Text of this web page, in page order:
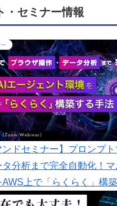
・セミナー情報
ンドセミナー】プロンプ
分析まで完全自動化！
AWS上で「らくらく」構